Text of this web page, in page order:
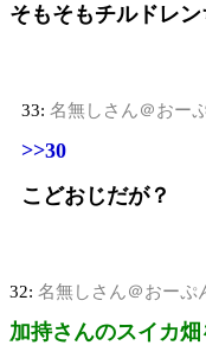
そもそもチルドレ
33: 名無しさん＠おー
>>30
こどおじだが？
32: 名無しさん＠おーぷ
加持さんのスイカ